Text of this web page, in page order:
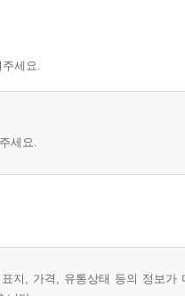
세요.
세요.
지, 가격, 유통상태 등의 정보가